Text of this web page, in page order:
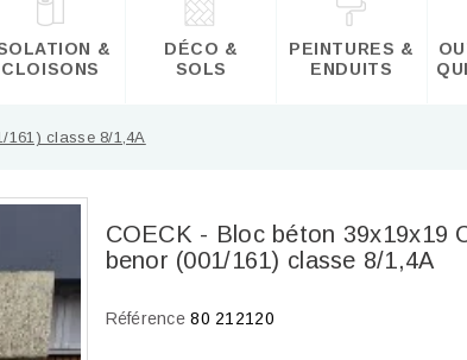
&
CLOISONS
DÉCO &
SOLS
PEINTURES &
ENDUITS
161) classe 8/1,4A
COECK - Bloc béton 39x19x19
benor (001/161) classe 8/1,4A
Référence 80 212120